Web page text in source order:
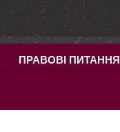
ПРАВОВІ ПИТАННЯ